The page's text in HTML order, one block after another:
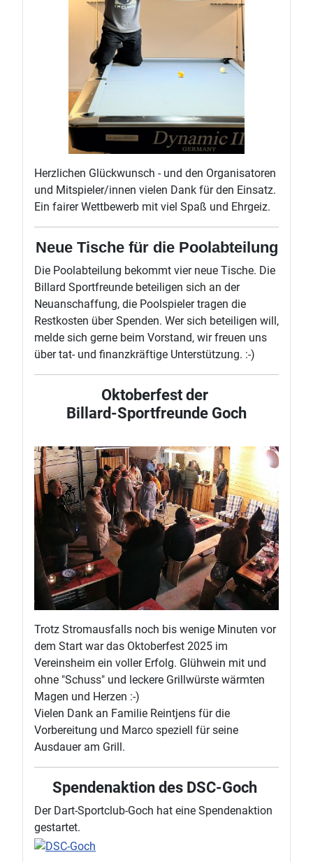
Herzlichen Glückwunsch - und den Organisatoren
und Mitspieler/innen vielen Dank für den Einsatz.
Ein fairer Wettbewerb mit viel Spaß und Ehrgeiz.
Neue Tische für die Poolabteilung
Die Poolabteilung bekommt vier neue Tische. Die
Billard Sportfreunde beteiligen sich an der
Neuanschaffung, die Poolspieler tragen die
Restkosten über Spenden. Wer sich beteiligen will,
melde sich gerne beim Vorstand, wir freuen uns
über tat- und finanzkräftige Unterstützung. :-)
Oktoberfest der
Billard-Sportfreunde Goch
Trotz Stromausfalls noch bis wenige Minuten vor
dem Start war das Oktoberfest 2025 im
Vereinsheim ein voller Erfolg. Glühwein mit und
ohne "Schuss" und leckere Grillwürste wärmten
Magen und Herzen :-)
Vielen Dank an Familie Reintjens für die
Vorbereitung und Marco speziell für seine
Ausdauer am Grill.
Spendenaktion des DSC-Goch
Der Dart-Sportclub-Goch hat eine Spendenaktion
gestartet.